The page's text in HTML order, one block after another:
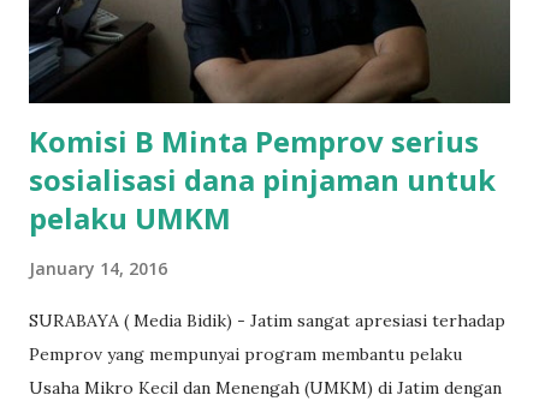
dibenarkan oleh Atika Fadhilah siswa kelas XI saat
diwawancarai. "Benar, bilangnya wajib Rp 1,5 juta dan waktu
terakh...
Komisi B Minta Pemprov serius
sosialisasi dana pinjaman untuk
pelaku UMKM
January 14, 2016
SURABAYA ( Media Bidik) - Jatim sangat apresiasi terhadap
Pemprov yang mempunyai program membantu pelaku
Usaha Mikro Kecil dan Menengah (UMKM) di Jatim dengan